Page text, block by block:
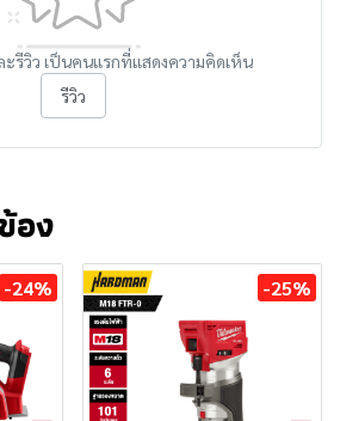
รีวิว เป็นคนแรกที่แสดงความคิดเห็น
รีวิว
อง
-24% -25%